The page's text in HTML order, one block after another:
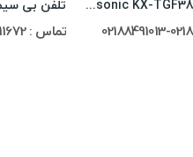
تماس : 02188311672-02188491013
تلفن بی سیم Panasonic KX-TGF380